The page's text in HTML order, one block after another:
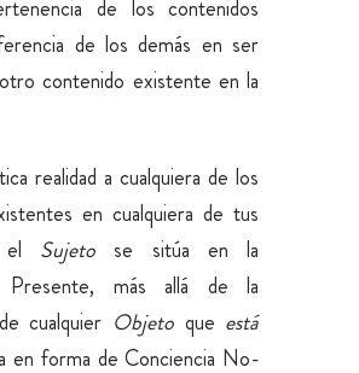
de los contenidos
de los demás en ser
contenido existente en la
realidad a cualquiera de los
en cualquiera de tus
el Sujeto se sitúa en la
Presente, más allá de la
cualquier Objeto que está
en forma de Conciencia No-